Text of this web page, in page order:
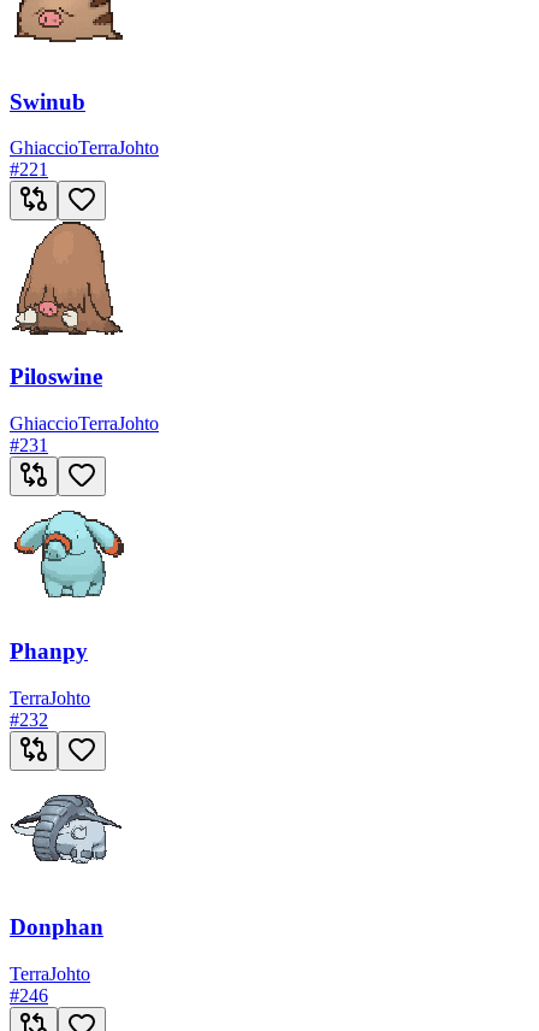
Swinub
GhiaccioTerraJohto
#221
Piloswine
GhiaccioTerraJohto
#231
Phanpy
TerraJohto
#232
Donphan
TerraJohto
#246